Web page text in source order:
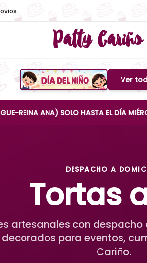
Patty Cariño
Boton de menuVer
ANA) SOLO HASTA EL DÍA MIÉRCOLES
DESPACHO A
Tortas
artesanales con despacho
para eventos,
Cariño.